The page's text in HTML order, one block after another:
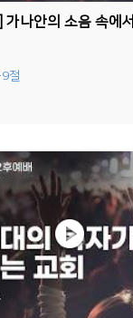
나안의 소음 속에
절